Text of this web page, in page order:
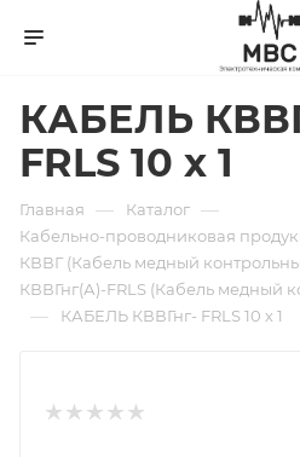
КАБЕЛЬ
FRLS 10 х 1
Главная — Каталог —
Кабельно-проводниковая
КВВГ (Кабель медный
КВВГнг(А)-FRLS (Кабель медный
— КАБЕЛЬ КВВГнг- FRLS 10 х 1